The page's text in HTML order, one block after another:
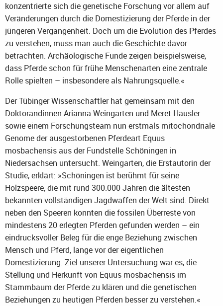
konzentrierte sich die genetische Forschung vor allem auf
Veränderungen durch die Domestizierung der Pferde in der
jüngeren Vergangenheit. Doch um die Evolution des Pferdes
zu verstehen, muss man auch die Geschichte davor
betrachten. Archäologische Funde zeigen beispielsweise,
dass Pferde schon für frühe Menschenarten eine zentrale
Rolle spielten – insbesondere als Nahrungsquelle.«
Der Tübinger Wissenschaftler hat gemeinsam mit den
Doktorandinnen Arianna Weingarten und Meret Häusler
sowie einem Forschungsteam nun erstmals mitochondriale
Genome der ausgestorbenen Pferdeart Equus
mosbachensis aus der Fundstelle Schöningen in
Niedersachsen untersucht. Weingarten, die Erstautorin der
Studie, erklärt: »Schöningen ist berühmt für seine
Holzspeere, die mit rund 300.000 Jahren die ältesten
bekannten vollständigen Jagdwaffen der Welt sind. Direkt
neben den Speeren konnten die fossilen Überreste von
mindestens 20 erlegten Pferden gefunden werden – ein
eindrucksvoller Beleg für die enge Beziehung zwischen
Mensch und Pferd, lange vor der eigentlichen
Domestizierung. Ziel unserer Untersuchung war es, die
Stellung und Herkunft von Equus mosbachensis im
Stammbaum der Pferde zu klären und die genetischen
Beziehungen zu heutigen Pferden besser zu verstehen.«